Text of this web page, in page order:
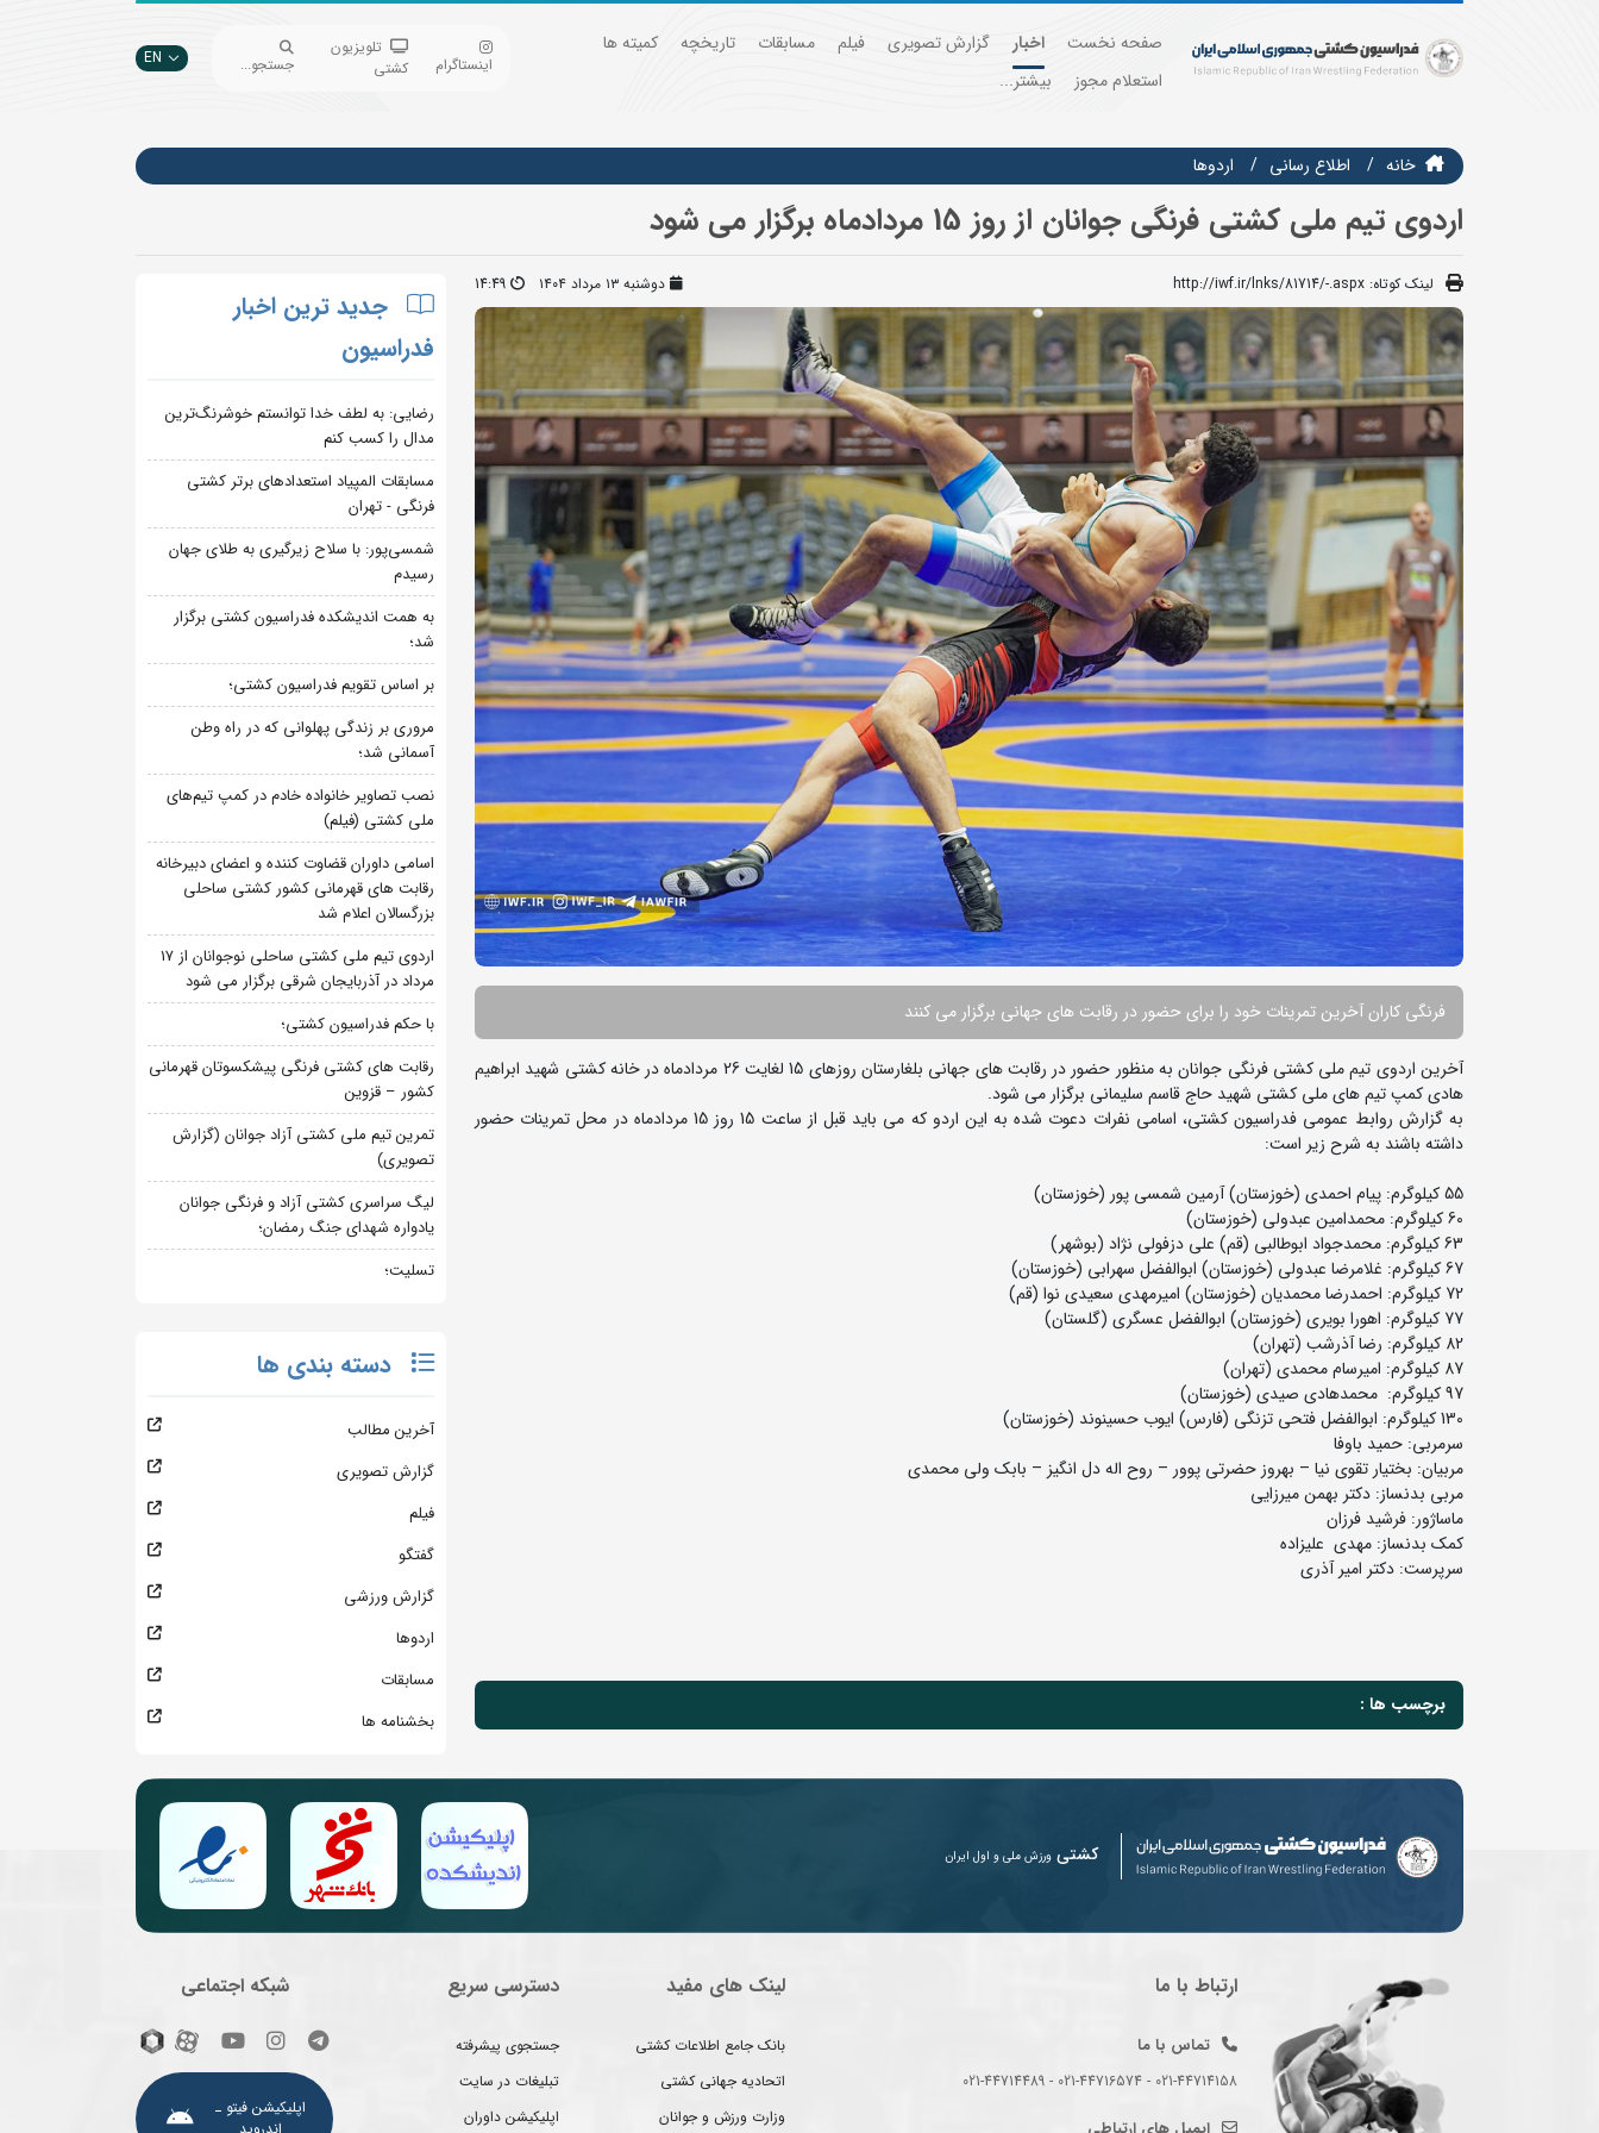
صفحه نخست اخبار گزارش تصویری فیلم مسابقات تاریخچه
کمیته ها
استعلام مجوز
بیشتر...
اینستاگرام
تلویزیون
کشتی
جستجو... EN
خانه اطلاع رسانی اردوها
اردوی تیم ملی کشتی فرنگی جوانان از روز 15 مردادماه برگزار می شود
لینک کوتاه: http://iwf.ir/lnks/81714/-.aspx دوشنبه ۱۳ مرداد ۱۴۰۴ 14:49
فرنگی کاران آخرین تمرینات خود را برای حضور در رقابت های جهانی برگزار می کنند
آخرین اردوی تیم ملی کشتی فرنگی جوانان به منظور حضور در رقابت های جهانی بلغارستان روزهای 15 لغایت 26 مردادماه در خانه کشتی شهید ابراهیم
هادی کمپ تیم های ملی کشتی شهید حاج قاسم سلیمانی برگزار می شود.
به گزارش روابط عمومی فدراسیون کشتی، اسامی نفرات دعوت شده به این اردو که می باید قبل از ساعت 15 روز 15 مردادماه در محل تمرینات حضور
داشته باشند به شرح زیر است:
55 کیلوگرم: پیام احمدی (خوزستان) آرمین شمسی پور (خوزستان)
60 کیلوگرم: محمدامین عبدولی (خوزستان)
63 کیلوگرم: محمدجواد ابوطالبی (قم) علی دزفولی نژاد (بوشهر)
67 کیلوگرم: غلامرضا عبدولی (خوزستان) ابوالفضل سهرابی (خوزستان)
72 کیلوگرم: احمدرضا محمدیان (خوزستان) امیرمهدی سعیدی نوا (قم)
77 کیلوگرم: اهورا بویری (خوزستان) ابوالفضل عسگری (گلستان)
82 کیلوگرم: رضا آذرشب (تهران)
87 کیلوگرم: امیرسام محمدی (تهران)
97 کیلوگرم: محمدهادی صیدی (خوزستان)
130 کیلوگرم: ابوالفضل فتحی تزنگی (فارس) ایوب حسینوند (خوزستان)
سرمربی: حمید باوفا
مربیان: بختیار تقوی نیا – بهروز حضرتی پوور – روح اله دل انگیز – بابک ولی محمدی
مربی بدنساز: دکتر بهمن میرزایی
ماساژور: فرشید فرزان
کمک بدنساز: مهدی علیزاده
سرپرست: دکتر امیر آذری
برچسب ها :
جدید ترین اخبار
فدراسیون
رضایی: به لطف خدا توانستم خوشرنگ‌ترین
مدال را کسب کنم
مسابقات المپیاد استعدادهای برتر کشتی
فرنگی - تهران
شمسی‌پور: با سلاح زیرگیری به طلای جهان
رسیدم
به همت اندیشکده فدراسیون کشتی برگزار
شد؛
بر اساس تقویم فدراسیون کشتی؛
مروری بر زندگی پهلوانی که در راه وطن
آسمانی شد؛
نصب تصاویر خانواده خادم در کمپ تیم‌های
ملی کشتی (فیلم)
اسامی داوران قضاوت کننده و اعضای دبیرخانه
رقابت های قهرمانی کشور کشتی ساحلی
بزرگسالان اعلام شد
اردوی تیم ملی کشتی ساحلی نوجوانان از 17
مرداد در آذربایجان شرقی برگزار می شود
با حکم فدراسیون کشتی؛
رقابت های کشتی فرنگی پیشکسوتان قهرمانی
کشور – قزوین
تمرین تیم ملی کشتی آزاد جوانان (گزارش
تصویری)
لیگ سراسری کشتی آزاد و فرنگی جوانان
یادواره شهدای جنگ رمضان؛
تسلیت؛
دسته بندی ها
آخرین مطالب
گزارش تصویری
فیلم
گفتگو
گزارش ورزشی
اردوها
مسابقات
بخشنامه ها
کشتی ورزش ملی و اول ایران
ارتباط با ما
تماس با ما
021-44714158 - 021-44716574 - 021-44714489
لینک های مفید
بانک جامع اطلاعات کشتی
اتحادیه جهانی کشتی
وزارت ورزش و جوانان
دسترسی سریع
جستجوی پیشرفته
تبلیغات در سایت
اپلیکیشن داوران
شبکه اجتماعی
اپلیکیشن فیتو ـ